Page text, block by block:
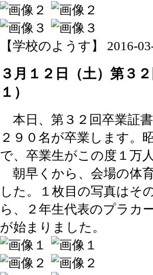
【学校のようす】 2016-
３月１２日（土）第３
１）
本日、第３２回卒業証
２９０名が卒業します。
で、卒業生がこの度１万
朝早くから、会場の体
した。１枚目の写真はそ
ら、２年生代表のプラカ
が始まりました。